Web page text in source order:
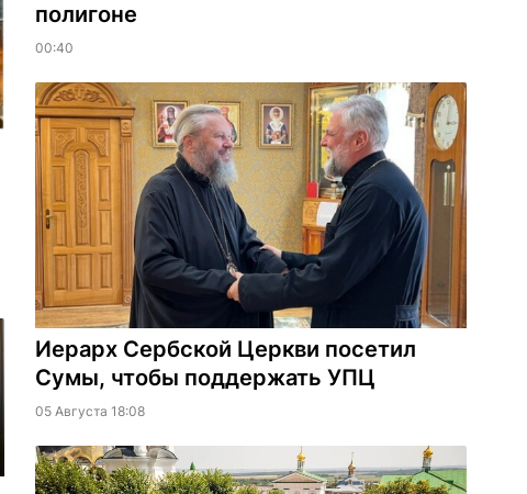
полигоне
00:40
Иерарх Сербской Церкви посетил
Сумы, чтобы поддержать УПЦ
05 Августа 18:08